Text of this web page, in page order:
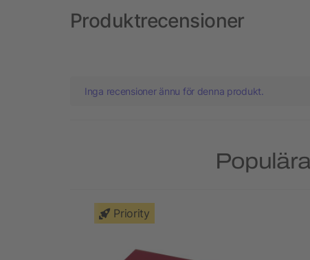
Produktrecensioner
Inga recensioner ännu för denna produkt.
Priority